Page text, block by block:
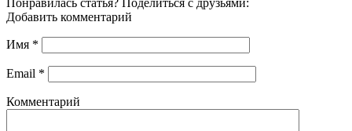
Понравилась статья? Поделиться с друзьями:
Добавить комментарий
Имя *
Email *
Комментарий